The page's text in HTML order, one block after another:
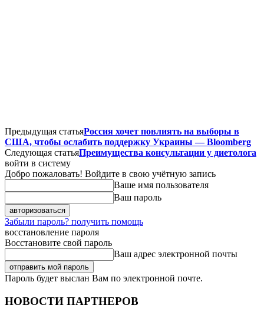
Предыдущая статьяРоссия хочет повлиять на выборы в
США, чтобы ослабить поддержку Украины — Bloomberg
Следующая статьяПреимущества консультации у диетолога
войти в систему
Добро пожаловать! Войдите в свою учётную запись
Ваше имя пользователя
Ваш пароль
Забыли пароль? получить помощь
восстановление пароля
Восстановите свой пароль
Ваш адрес электронной почты
Пароль будет выслан Вам по электронной почте.
НОВОСТИ ПАРТНЕРОВ